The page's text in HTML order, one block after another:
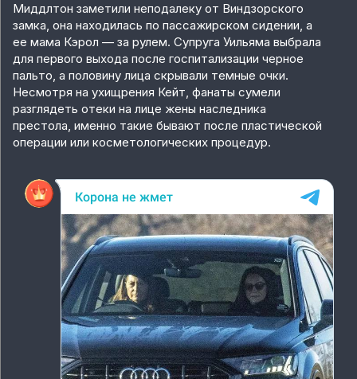
Миддлтон заметили неподалеку от Виндзорского
замка, она находилась по пассажирском сидении, а
ее мама Кэрол — за рулем. Супруга Уильяма выбрала
для первого выхода после госпитализации черное
пальто, а половину лица скрывали темные очки.
Несмотря на ухищрения Кейт, фанаты сумели
разглядеть отеки на лице жены наследника
престола, именно такие бывают после пластической
операции или косметологических процедур.